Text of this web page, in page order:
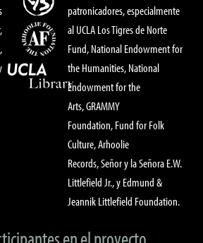
patronicadores, especialmente
al UCLA Los Tigres de Norte
Fund, National Endowment for
the Humanities, National
Endowment for the
Arts, GRAMMY
Foundation, Fund for Folk
Culture, Arhoolie
Records, Señor y la Señora E.W.
Littlefield Jr., y Edmund &
Jeannik Littlefield Foundation.